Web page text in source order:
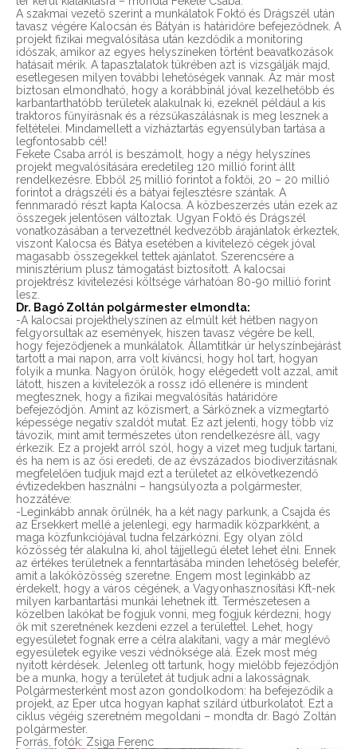
A szakmai vezető szerint a munkálatok Foktő és Drágszél után
tavasz végére Kalocsán és Bátyán is határidőre befejeződnek. A
projekt fizikai megvalósítása után kezdődik a monitoring
időszak, amikor az egyes helyszíneken történt beavatkozások
hatásait mérik. A tapasztalatok tükrében azt is vizsgálják majd,
esetlegesen milyen további lehetőségek vannak. Az már most
biztosan elmondható, hogy a korábbinál jóval kezelhetőbb és
karbantarthatóbb területek alakulnak ki, ezeknél például a kis
traktoros fűnyírásnak és a rézsűkaszálásnak is meg lesznek a
feltételei. Mindamellett a vízháztartás egyensúlyban tartása a
legfontosabb cél!
Fekete Csaba arról is beszámolt, hogy a négy helyszínes
projekt megvalósítására eredetileg 120 millió forint állt
rendelkezésre. Ebből 25 millió forintot a foktői, 20 – 20 millió
forintot a drágszéli és a bátyai fejlesztésre szántak. A
fennmaradó részt kapta Kalocsa. A közbeszerzés után ezek az
összegek jelentősen változtak. Ugyan Foktő és Drágszél
vonatkozásában a tervezettnél kedvezőbb árajánlatok érkeztek,
viszont Kalocsa és Bátya esetében a kivitelező cégek jóval
magasabb összegekkel tettek ajánlatot. Szerencsére a
minisztérium plusz támogatást biztosított. A kalocsai
projektrész kivitelezési költsége várhatóan 80-90 millió forint
lesz.
Dr. Bagó Zoltán polgármester elmondta:
-A kalocsai projekthelyszínen az elmúlt két hétben nagyon
felgyorsultak az események, hiszen tavasz végére be kell,
hogy fejeződjenek a munkálatok. Államtitkár úr helyszínbejárást
tartott a mai napon, arra volt kíváncsi, hogy hol tart, hogyan
folyik a munka. Nagyon örülök, hogy elégedett volt azzal, amit
látott, hiszen a kivitelezők a rossz idő ellenére is mindent
megtesznek, hogy a fizikai megvalósítás határidőre
befejeződjön. Amint az közismert, a Sárköznek a vízmegtartó
képessége negatív szaldót mutat. Ez azt jelenti, hogy több víz
távozik, mint amit természetes úton rendelkezésre áll, vagy
érkezik. Ez a projekt arról szól, hogy a vizet meg tudjuk tartani,
és ha nem is az ősi eredeti, de az évszázados biodiverzitásnak
megfelelően tudjuk majd ezt a területet az elkövetkezendő
évtizedekben használni – hangsúlyozta a polgármester,
hozzátéve:
-Leginkább annak örülnék, ha a két nagy parkunk, a Csajda és
az Érsekkert mellé a jelenlegi, egy harmadik közparkként, a
maga közfunkciójával tudna felzárkózni. Egy olyan zöld
közösség tér alakulna ki, ahol tájjellegű életet lehet élni. Ennek
az értékes területnek a fenntartásába minden lehetőség belefér,
amit a lakóközösség szeretne. Engem most leginkább az
érdekelt, hogy a város cégének, a Vagyonhasznosítási Kft-nek
milyen karbantartási munkái lehetnek itt. Természetesen a
közelben lakókat be fogjuk vonni, meg fogjuk kérdezni, hogy
ők mit szeretnének kezdeni ezzel a területtel. Lehet, hogy
egyesületet fognak erre a célra alakítani, vagy a már meglévő
egyesületek egyike veszi védnöksége alá. Ezek most még
nyitott kérdések. Jelenleg ott tartunk, hogy mielőbb fejeződjön
be a munka, hogy a területet át tudjuk adni a lakosságnak.
Polgármesterként most azon gondolkodom: ha befejeződik a
projekt, az Eper utca hogyan kaphat szilárd útburkolatot. Ezt a
ciklus végéig szeretném megoldani – mondta dr. Bagó Zoltán
polgármester.
Forrás, fotók: Zsiga Ferenc